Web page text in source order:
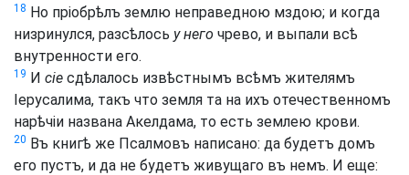
18 Но пріобрѣлъ землю неправедною мздою; и когда
низринулся, разсѣлось у него чрево, и выпали всѣ
внутренности его.
19 И сіе сдѣлалось извѣстнымъ всѣмъ жителямъ
Іерусалима, такъ что земля та на ихъ отечественномъ
нарѣчіи названа Акелдама, то есть землею крови.
20 Въ книгѣ же Псалмовъ написано: да будетъ домъ
его пустъ, и да не будетъ живущаго въ немъ. И еще: